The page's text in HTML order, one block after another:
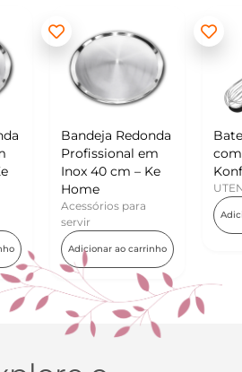
Redonda
em
cm – Ke
para
ao carrinho
Batedor de Ovos
com Raspador –
Konfektt
Adicionar ao carrinho